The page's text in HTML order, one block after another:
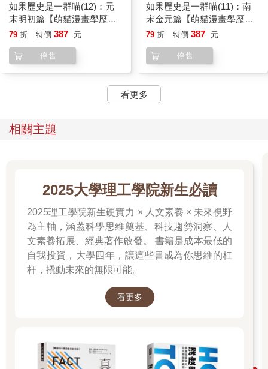
如果歷史是一群喵(12)：元
末明初篇【萌貓漫畫學歷
史】
79 折 特價 387 元
停售
如果歷史是一群喵(11)：南
宋金元篇【萌貓漫畫學歷
史】
79 折 特價 387 元
停售
看更多
相關主題
2025大學理工學院新生必讀
2025理工學院新生硬實力 × 人文素養 × 未來視野
為主軸，涵蓋科學思維奠基、科技趨勢洞察、人
文素養拓展、經典著作啟發。 書籍是成本最低的
自我投資，大學四年，讓這些書成為你思維的杠
杆，撬動未來的無限可能。
看更多